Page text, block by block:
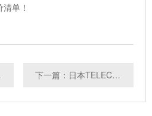
单！
下一篇：日本TELEC认证中的SAR测试要求